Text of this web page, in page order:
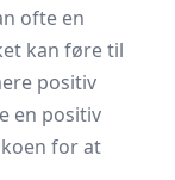
ofte en
kan føre til
positiv
en positiv
for at